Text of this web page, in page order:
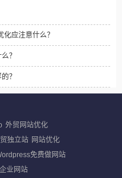
应注意什么？
？
？
外贸网站优化
独立站 网站优化
免费做网站
企业网站